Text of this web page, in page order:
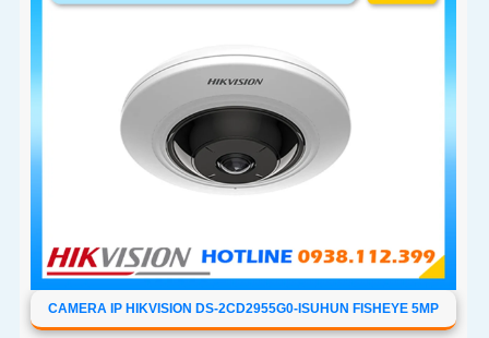
CAMERA IP HIKVISION DS-2CD2955G0-ISUHUN FISHEYE 5MP